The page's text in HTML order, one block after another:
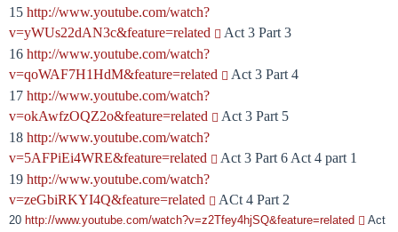
15 http://www.youtube.com/watch?
v=yWUs22dAN3c&feature=related
Act 3 Part 3
16 http://www.youtube.com/watch?
v=qoWAF7H1HdM&feature=related
Act 3 Part 4
17 http://www.youtube.com/watch?
v=okAwfzOQZ2o&feature=related
Act 3 Part 5
18 http://www.youtube.com/watch?
v=5AFPiEi4WRE&feature=related
Act 3 Part 6 Act 4 part 1
19 http://www.youtube.com/watch?
v=zeGbiRKYI4Q&feature=related
ACt 4 Part 2
20 http://www.youtube.com/watch?v=z2Tfey4hjSQ&feature=related
Act